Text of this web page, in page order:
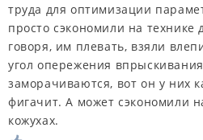
труда для оптимизации
просто сэкономили на технике
говоря, им плевать, взяли
угол опережения
заморачиваются, вот он у них
фигачит. А может сэкономили
кожухах.